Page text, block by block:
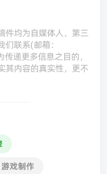
件均为自媒体人、第三
联系(邮箱：
递更多信息之目的，
其内容的真实性，更不
戏制作